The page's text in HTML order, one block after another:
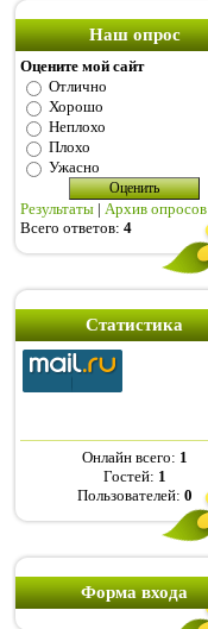
Наш опрос
Оцените мой сайт
Отлично
Хорошо
Неплохо
Плохо
Ужасно
Результаты | Архив опросов
Всего ответов: 4
Статистика
Онлайн всего: 1
Гостей: 1
Пользователей: 0
Форма входа